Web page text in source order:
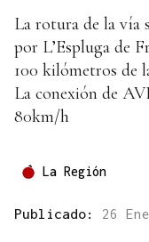
La rotura de la vía
por L’Espluga de
100 kilómetros de
La conexión de
80km/h
La Región
Publicado: 26